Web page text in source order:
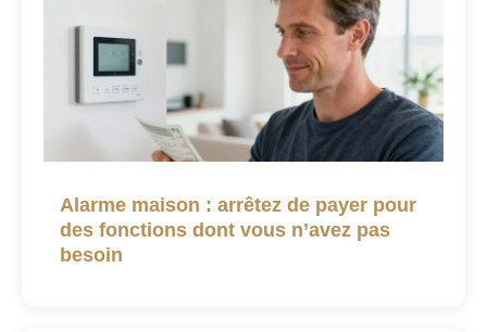
Alarme maison : arrêtez de payer pour
des fonctions dont vous n’avez pas
besoin